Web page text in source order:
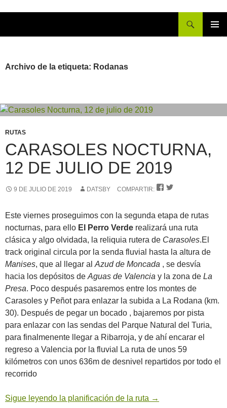
Archivo de la etiqueta: Rodanas
RUTAS
CARASOLES NOCTURNA,
12 DE JULIO DE 2019
9 DE JULIO DE 2019 DATSBY COMPARTIR:  
Este viernes proseguimos con la segunda etapa de rutas
nocturnas, para ello El Perro Verde realizará una ruta
clásica y algo olvidada, la reliquia rutera de Carasoles.El
track original circula por la senda fluvial hasta la altura de
Manises, que al llegar al Azud de Moncada , se desvía
hacia los depósitos de Aguas de Valencia y la zona de La
Presa. Poco después pasaremos entre los montes de
Carasoles y Peñot para enlazar la subida a La Rodana (km.
30). Después de pegar un bocado , bajaremos por pista
para enlazar con las sendas del Parque Natural del Turia,
para finalmenente llegar a Ribarroja, y de ahí encarar el
regreso a Valencia por la fluvial La ruta de unos 59
kilómetros con unos 636m de desnivel repartidos por todo el
recorrido
Sigue leyendo la planificación de la ruta →